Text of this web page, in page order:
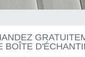
BOÎTE